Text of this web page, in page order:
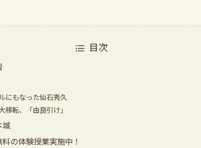
目次
にもなった仙石秀久
移転、「由良引け」
城
の体験授業実施中！